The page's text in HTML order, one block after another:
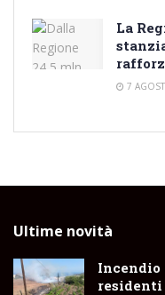
La
7
Ultime novità
Incendio